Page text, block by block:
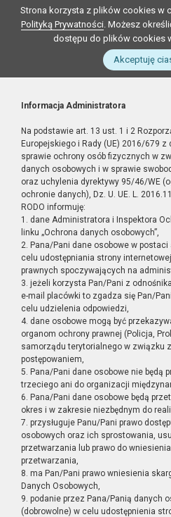
Strona korzysta z plików cookies w
Polityką Prywatności. Możesz
dostępu do plików cookies
Akceptuję
Informacja Administratora
Na podstawie art. 13 ust. 1 i 2
Europejskiego i Rady (UE) 2016/679
sprawie ochrony osób fizycznych w
danych osobowych i w sprawie
oraz uchylenia dyrektywy 95/46/WE
ochronie danych), Dz. U. UE. L.
RODO informuję:
1. dane Administratora i Inspektora
linku „Ochrona danych osobowych”,
2. Pana/Pani dane osobowe w
celu udostępniania strony
prawnych spoczywających na
3. jeżeli korzysta Pan/Pani z
e-mail placówki to zgadza się Pan/
celu udzielenia odpowiedzi,
4. dane osobowe mogą być
organom ochrony prawnej (Policja,
samorządu terytorialnego w związku
postępowaniem,
5. Pana/Pani dane osobowe nie będą
trzeciego ani do organizacji
6. Pana/Pani dane osobowe będą
okres i w zakresie niezbędnym do
7. przysługuje Panu/Pani prawo
osobowych oraz ich sprostowania,
przetwarzania lub prawo do
przetwarzania,
8. ma Pan/Pani prawo wniesienia
Danych Osobowych,
9. podanie przez Pana/Panią danych
(dobrowolne) w celu udostępnienia